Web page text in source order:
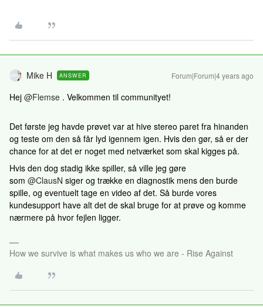
Mike H ANSWER Forum|Forum|4 years ago
Hej @Flemse . Velkommen til communityet!
Det første jeg havde prøvet var at hive stereo paret fra hinanden
og teste om den så får lyd igennem igen. Hvis den gør, så er der
chance for at det er noget med netværket som skal kigges på.
Hvis den dog stadig ikke spiller, så ville jeg gøre
som @ClausN siger og trække en diagnostik mens den burde
spille, og eventuelt tage en video af det. Så burde vores
kundesupport have alt det de skal bruge for at prøve og komme
nærmere på hvor fejlen ligger.
How we survive is what makes us who we are - Rise Against